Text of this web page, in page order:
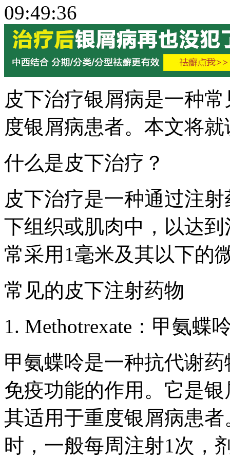
09:49:36
皮下治疗银屑病是一种
度银屑病患者。本文将
什么是皮下治疗？
皮下治疗是一种通过注
下组织或肌肉中，以达
常采用1毫米及其以下的
常见的皮下注射药物
1. Methotrexate：甲氨蝶
甲氨蝶呤是一种抗代谢
免疫功能的作用。它是
其适用于重度银屑病患
时，一般每周注射1次，